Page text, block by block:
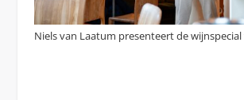
Niels van Laatum presenteert de wijnspecial